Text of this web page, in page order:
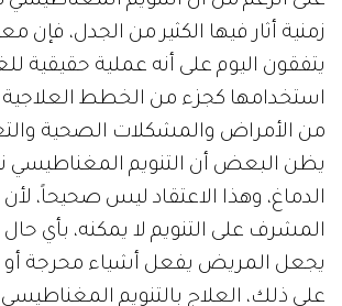
زمنية أثار فيها الكثير من الجدل، فإن
يتفقون اليوم على أنه عملية حقيقية
استخدامها كجزء من الخطط العلاجية
من الأمراض والمشكلات الصحية
يظن البعض أن التنويم
الدماغ، وهذا الاعتقاد ليس صحيحاً،
المشرف على التنويم لا يمكنه، بأي حال
يجعل المريض يفعل أشياء محرجة أو
على ذلك، العلاج بالتنويم المغناطيسي